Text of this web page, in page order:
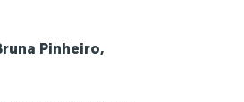
Pinheiro,